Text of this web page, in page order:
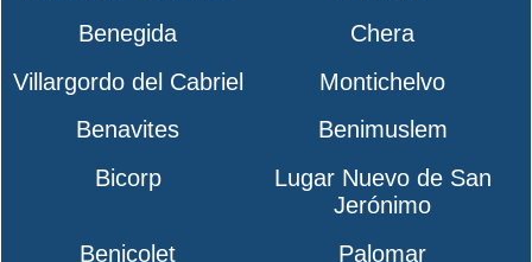
Benegida
Chera
Villargordo del Cabriel
Montichelvo
Benavites
Benimuslem
Bicorp
Lugar Nuevo de San
Jerónimo
Benicolet
Palomar